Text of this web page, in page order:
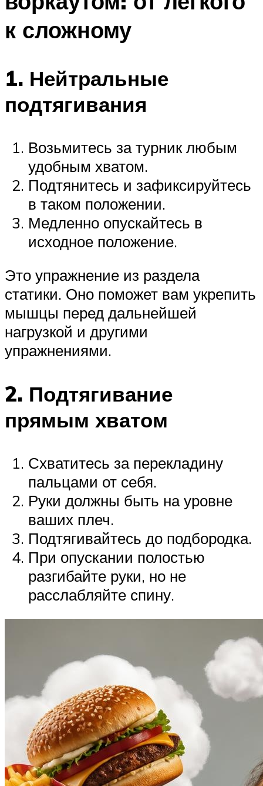
к сложному
1. Нейтральные
подтягивания
Возьмитесь за турник любым
удобным хватом.
Подтянитесь и зафиксируйтесь
в таком положении.
Медленно опускайтесь в
исходное положение.
Это упражнение из раздела
статики. Оно поможет вам укрепить
мышцы перед дальнейшей
нагрузкой и другими
упражнениями.
2. Подтягивание
прямым хватом
Схватитесь за перекладину
пальцами от себя.
Руки должны быть на уровне
ваших плеч.
Подтягивайтесь до подбородка.
При опускании полостью
разгибайте руки, но не
расслабляйте спину.